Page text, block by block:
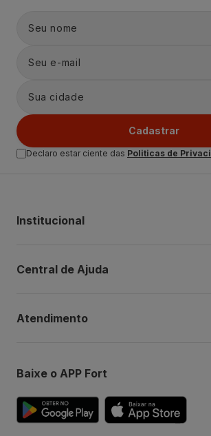
Cadastrar
Declaro estar ciente das Politicas de
Institucional
Central de Ajuda
Atendimento
Baixe o APP Fort